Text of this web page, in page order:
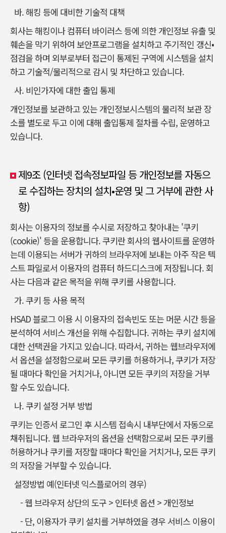
바. 해킹 등에 대비한 기술적 대책
회사는 해킹이나 컴퓨터 바이러스 등에 의한 개인정보 유출 및
훼손을 막기 위하여 보안프로그램을 설치하고 주기적인 갱신•
점검을 하며 외부로부터 접근이 통제된 구역에 시스템을 설치
하고 기술적/물리적으로 감시 및 차단하고 있습니다.
사. 비인가자에 대한 출입 통제
개인정보를 보관하고 있는 개인정보시스템의 물리적 보관 장
소를 별도로 두고 이에 대해 출입통제 절차를 수립, 운영하고
있습니다.
제9조 (인터넷 접속정보파일 등 개인정보를 자동으
로 수집하는 장치의 설치•운영 및 그 거부에 관한 사
항)
회사는 이용자의 정보를 수시로 저장하고 찾아내는 '쿠키
(cookie)' 등을 운용합니다. 쿠키란 회사의 웹사이트를 운영하
는데 이용되는 서버가 귀하의 브라우저에 보내는 아주 작은 텍
스트 파일로서 이용자의 컴퓨터 하드디스크에 저장됩니다. 회
사는 다음과 같은 목적을 위해 쿠키를 사용합니다.
가. 쿠키 등 사용 목적
HSAD 블로그 이용 시 이용자의 접속빈도 또는 머문 시간 등을
분석하여 서비스 개선을 위해 수집합니다. 귀하는 쿠키 설치에
대한 선택권을 가지고 있습니다. 따라서, 귀하는 웹브라우저에
서 옵션을 설정함으로써 모든 쿠키를 허용하거나, 쿠키가 저장
될 때마다 확인을 거치거나, 아니면 모든 쿠키의 저장을 거부
할 수도 있습니다.
나. 쿠키 설정 거부 방법
쿠키는 인증서 로그인 후 시스템 접속시 내부단에서 자동으로
채취됩니다. 웹 브라우저의 옵션을 선택함으로써 모든 쿠키를
허용하거나 쿠키를 저장할 때마다 확인을 거치거나, 모든 쿠키
의 저장을 거부할 수 있습니다.
설정방법 예(인터넷 익스플로어의 경우)
- 웹 브라우저 상단의 도구 > 인터넷 옵션 > 개인정보
- 단, 이용자가 쿠키 설치를 거부하였을 경우 서비스 이용이